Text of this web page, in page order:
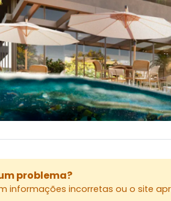
problema?
informações incorretas ou o site